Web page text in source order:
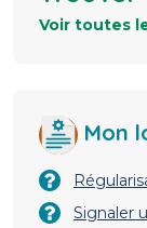
Voir toutes
Mon
Signaler